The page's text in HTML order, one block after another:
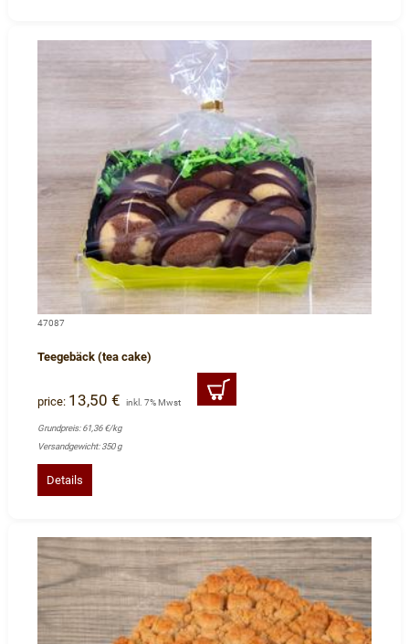
47087
Teegebäck (tea cake)
price: 13,50 € inkl. 7% Mwst
Grundpreis: 61,36 €/kg
Versandgewicht: 350 g
Details